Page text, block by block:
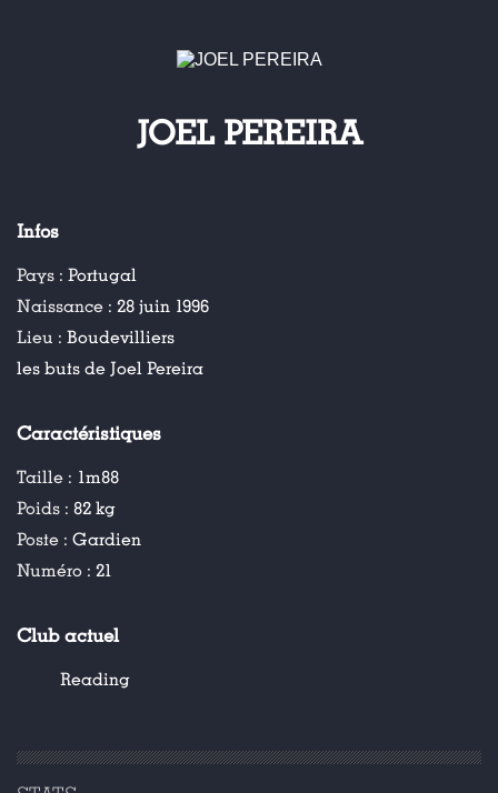
JOEL PEREIRA
Infos
Pays : Portugal
Naissance : 28 juin 1996
Lieu : Boudevilliers
les buts de Joel Pereira
Caractéristiques
Taille : 1m88
Poids : 82 kg
Poste : Gardien
Numéro : 21
Club actuel
Reading